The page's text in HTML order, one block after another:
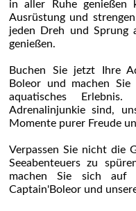
in aller Ruhe genießen
Ausrüstung und
jeden Dreh und Sprung
genießen.
Buchen Sie jetzt Ihre
Boleor und machen
aquatisches
Adrenalinjunkie sind,
Momente purer Freude
Verpassen Sie nicht die
Seeabenteuers zu
machen Sie sich auf
Captain'Boleor und